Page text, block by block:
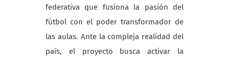
federativa que fusiona la pasión del
fútbol con el poder transformador de
las aulas. Ante la compleja realidad del
país, el proyecto busca activar la